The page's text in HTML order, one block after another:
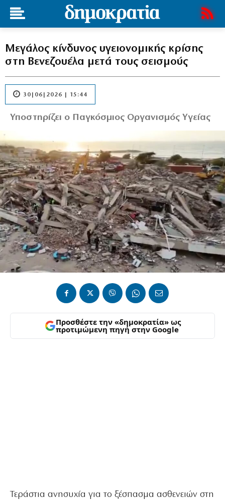
Μεγάλος κίνδυνος υγειονομικής κρίσης
στη Βενεζουέλα μετά τους σεισμούς
30|06|2026 | 15:44
Υποστηρίζει ο Παγκόσμιος Οργανισμός Υγείας
Προσθέστε την «δημοκρατία» ως
προτιμώμενη πηγή στην Google
Τεράστια ανησυχία για το ξέσπασμα ασθενειών στη